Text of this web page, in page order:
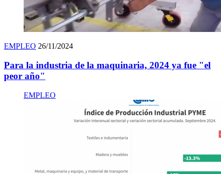
EMPLEO 26/11/2024
Para la industria de la maquinaria, 2024 ya fue "el
peor año"
EMPLEO